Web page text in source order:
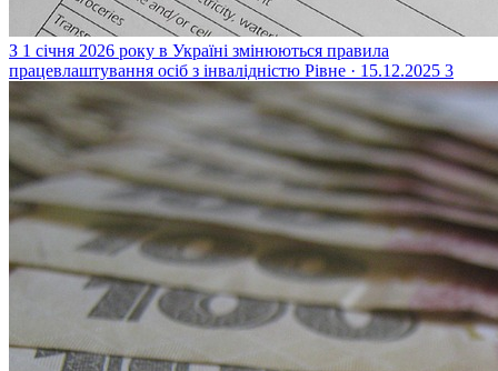
З 1 січня 2026 року в Україні змінюються правила
працевлаштування осіб з інвалідністю Рівне · 15.12.2025 3